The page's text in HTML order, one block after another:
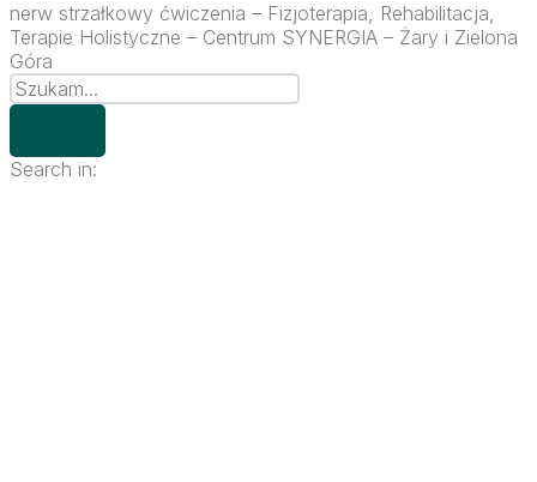
nerw strzałkowy ćwiczenia – Fizjoterapia, Rehabilitacja,
Terapie Holistyczne – Centrum SYNERGIA – Żary i Zielona
Góra
Search in: